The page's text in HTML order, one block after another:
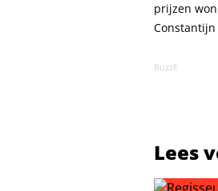
prijzen
BuzzE
Lees